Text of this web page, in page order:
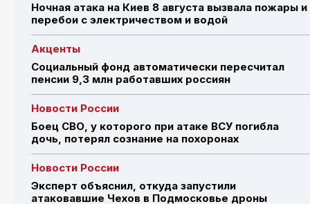
Ночная атака на Киев 8 августа вызвала пожары и
перебои с электричеством и водой
Акценты
Социальный фонд автоматически пересчитал
пенсии 9,3 млн работавших россиян
Новости России
Боец СВО, у которого при атаке ВСУ погибла
дочь, потерял сознание на похоронах
Новости России
Эксперт объяснил, откуда запустили
атаковавшие Чехов в Подмосковье дроны